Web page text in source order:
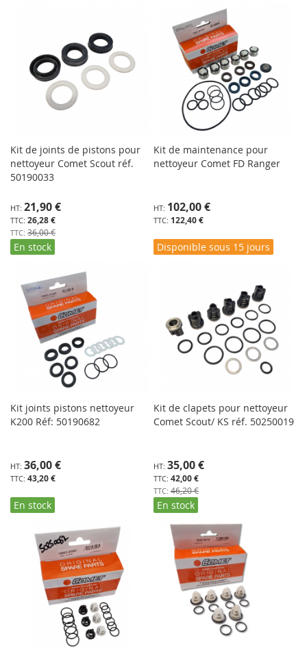
Kit de joints de pistons pour
nettoyeur Comet Scout réf.
50190033
Prix
Spécial26,28 €
21,90 €
36,00 €
En stock
Kit de maintenance pour
nettoyeur Comet FD Ranger
122,40 €
102,00 €
Disponible sous 15 jours
Kit joints pistons nettoyeur
K200 Réf: 50190682
43,20 €
36,00 €
En stock
Kit de clapets pour nettoyeur
Comet Scout/ KS réf. 50250019
Prix
Spécial42,00 €
35,00 €
46,20 €
En stock